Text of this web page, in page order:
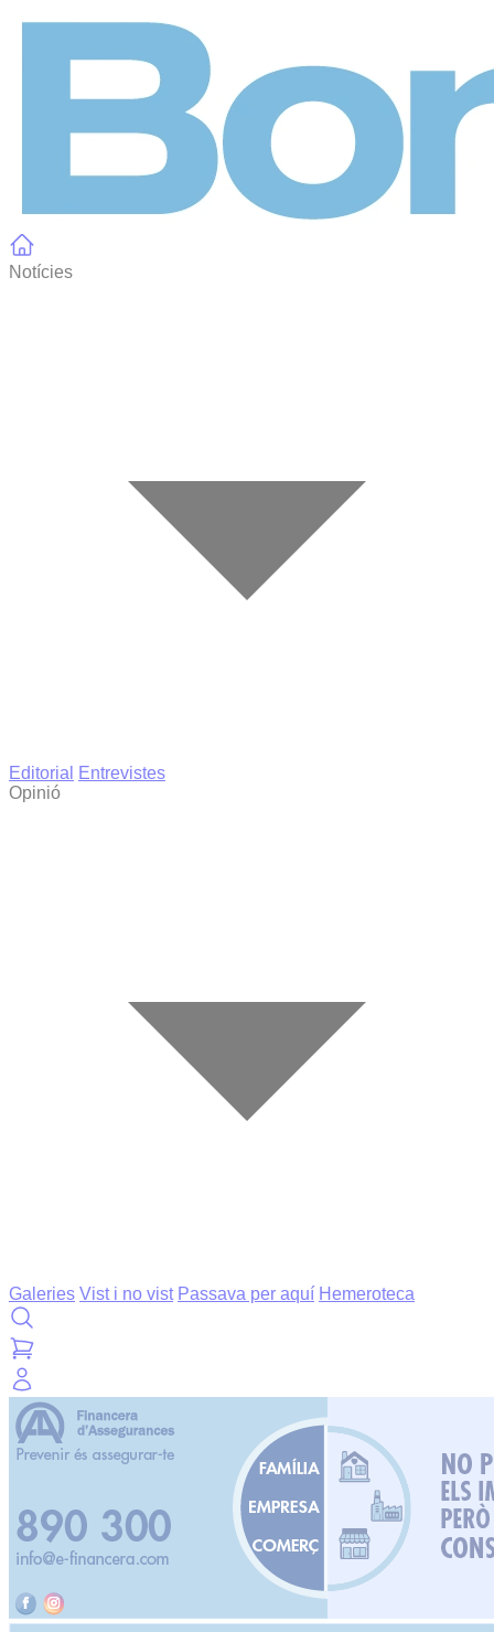
Notícies
Editorial
Entrevistes
Opinió
Galeries Vist i no vist Passava per aquí Hemeroteca